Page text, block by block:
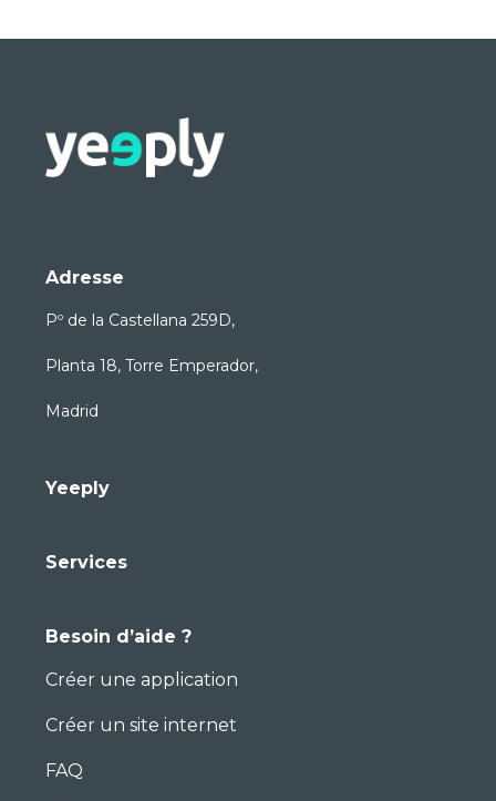
Adresse
Pº de la Castellana 259D,
Planta 18, Torre Emperador,
Madrid
Yeeply
Services
Besoin d’aide ?
Créer une application
Créer un site internet
FAQ